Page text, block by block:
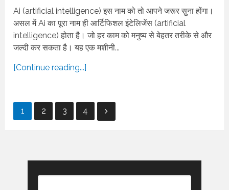
Ai (artificial intelligence) इस नाम को तो आपने जरूर सुना होंगा।
असल में Ai का पूरा नाम ही आर्टिफिशल इंटेलिजेंस (artificial
intelligence) होता है। जो हर काम को मनुष्य से बेहतर तरीके से और
जल्दी कर सकता है। यह एक मशीनी...
[Continue reading...]
Posts
1 2 3 4